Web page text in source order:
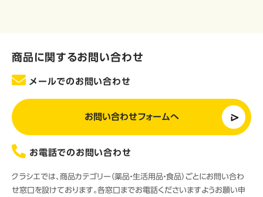
商品に関するお問い合わせ
メールでのお問い合わせ
お問い合わせフォームへ
お電話でのお問い合わせ
クラシエでは、商品カテゴリー（薬品・生活用品・食品）ごとにお問い合わ
せ窓口を設けております。各窓口までお電話くださいますようお願い申